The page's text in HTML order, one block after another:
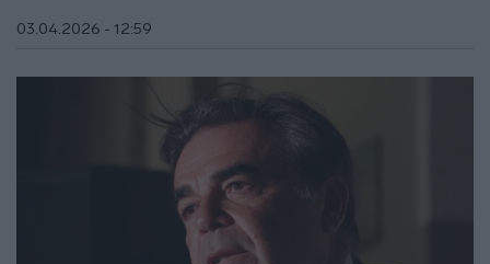
03.04.2026 - 12:59